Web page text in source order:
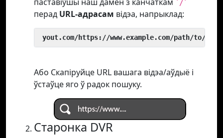
`/`
перад URL-адрасам відэа, напрыклад:
yout.com/https://www.example.com/path/to/
Або Скапіруйце URL вашага відэа/аўдыё і
ўстаўце яго ў радок пошуку.
Старонка DVR